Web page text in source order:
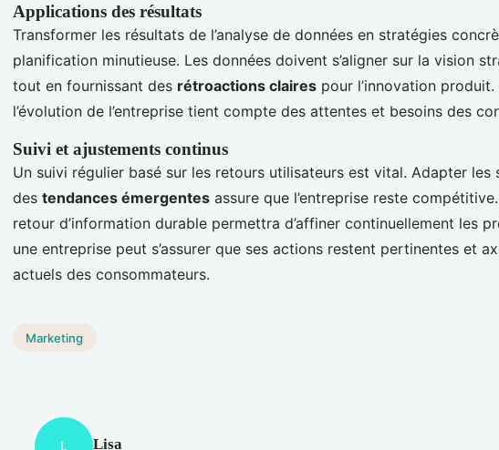
Applications des résultats
Transformer les résultats de l’analyse de données en stratégies
planification minutieuse. Les données doivent s’aligner sur la vision
tout en fournissant des rétroactions claires pour l’innovation
l’évolution de l’entreprise tient compte des attentes et besoins des
Suivi et ajustements continus
Un suivi régulier basé sur les retours utilisateurs est vital. Adapter
des tendances émergentes assure que l’entreprise reste
retour d’information durable permettra d’affiner continuellement les
une entreprise peut s’assurer que ses actions restent pertinentes et
actuels des consommateurs.
Marketing
L Lisa